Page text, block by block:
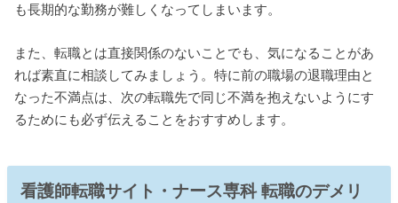
も長期的な勤務が難しくなってしまいます。
また、転職とは直接関係のないことでも、気になることがあ
れば素直に相談してみましょう。特に前の職場の退職理由と
なった不満点は、次の転職先で同じ不満を抱えないようにす
るためにも必ず伝えることをおすすめします。
看護師転職サイト・ナース専科 転職のデメリ